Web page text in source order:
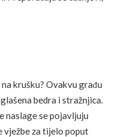
krušku? Ovakvu građu
bedra i stražnjica.
naslage se pojavljuju
vježbe za tijelo poput